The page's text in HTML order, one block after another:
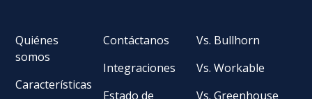
Quiénes
somos
Características
Contáctanos
Integraciones
Estado de
Vs. Bullhorn
Vs. Workable
Vs. Greenhouse